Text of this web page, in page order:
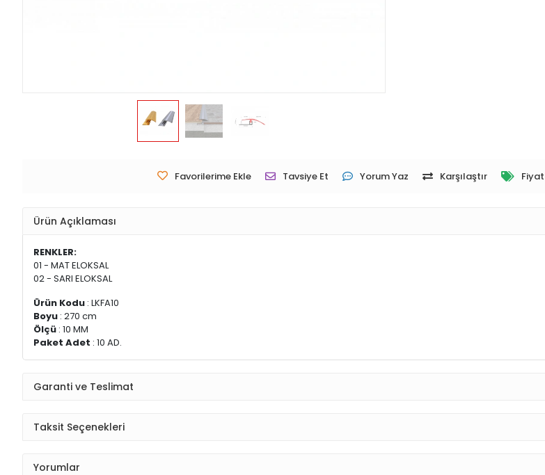
Favorilerime Ekle Tavsiye Et Yorum Yaz Karşılaştır
Ürün Açıklaması
RENKLER:
01 - MAT ELOKSAL
02 - SARI ELOKSAL
Ürün Kodu : LKFA10
Boyu : 270 cm
Ölçü : 10 MM
Paket Adet : 10 AD.
Garanti ve Teslimat
Taksit Seçenekleri
Yorumlar